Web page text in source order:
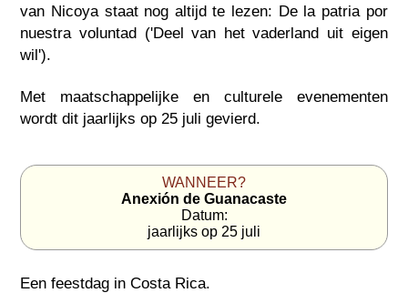
van Nicoya staat nog altijd te lezen: De la patria por
nuestra voluntad ('Deel van het vaderland uit eigen
wil').
Met maatschappelijke en culturele evenementen
wordt dit jaarlijks op 25 juli gevierd.
WANNEER?
Anexión de Guanacaste
Datum:
jaarlijks op 25 juli
Een feestdag inCosta Rica.